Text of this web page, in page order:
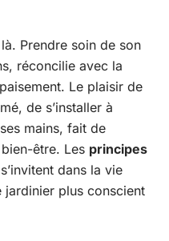
là. Prendre soin de son
réconcilie avec la
Le plaisir de
de s’installer à
mains, fait de
être. Les principes
s’invitent dans la vie
jardinier plus conscient